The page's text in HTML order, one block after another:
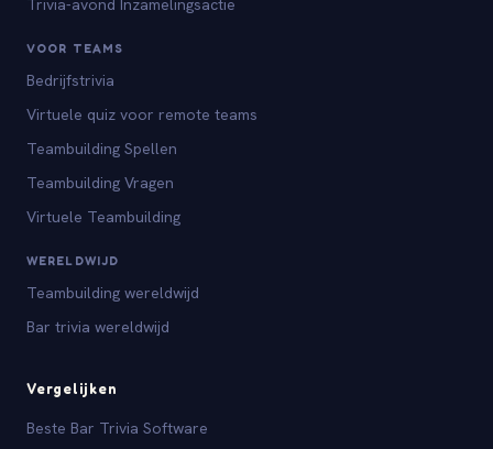
Trivia-avond Inzamelingsactie
VOOR TEAMS
Bedrijfstrivia
Virtuele quiz voor remote teams
Teambuilding Spellen
Teambuilding Vragen
Virtuele Teambuilding
WERELDWIJD
Teambuilding wereldwijd
Bar trivia wereldwijd
Vergelijken
Beste Bar Trivia Software